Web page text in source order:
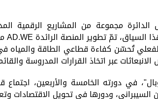
مجموعة من المشاريع الرقمية
السياق، تمّ تطوير المنصة الرائدة AD.WE
تُحسّن كفاءة قطاعي الطاقة والمياه
عبر اتخاذ القرارات المدروسة
في دورته الخامسة والأربعين، اجتماع
السيبراني، ودورها في تحويل الاقتصادات